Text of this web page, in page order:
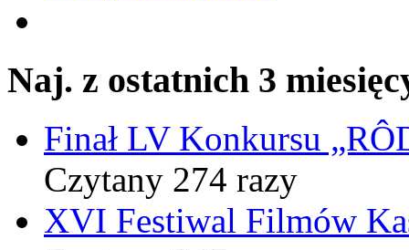
Naj. z ostatnich 3
Finał LV Konkursu
Czytany 274 razy
XVI Festiwal Filmów